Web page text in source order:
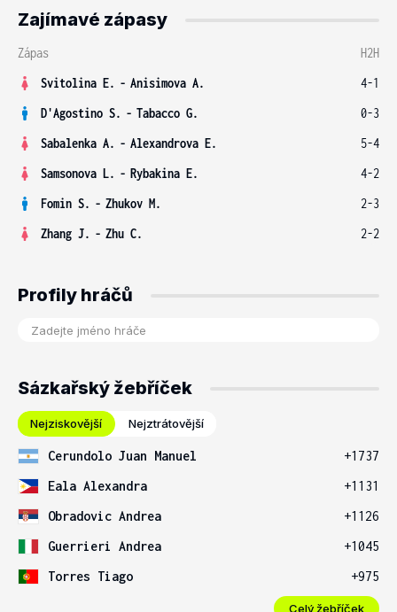
Zajímavé zápasy
Zápas
H2H
Svitolina E. - Anisimova A.
4-1
D'Agostino S. - Tabacco G.
0-3
Sabalenka A. - Alexandrova E.
5-4
Samsonova L. - Rybakina E.
4-2
Fomin S. - Zhukov M.
2-3
Zhang J. - Zhu C. 2-2
Profily hráčů
Sázkařský žebříček
Nejziskovější Nejztrátovější
Cerundolo Juan Manuel
+1737
Eala Alexandra
+1131
Obradovic Andrea
+1126
Guerrieri Andrea
+1045
Torres Tiago
+975
Celý žebříček